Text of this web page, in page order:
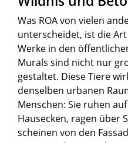
Was ROA von vielen
unterscheidet, ist die
Werke in den
Murals sind nicht nur
gestaltet. Diese Tiere
denselben urbanen
Menschen: Sie ruhen
Hausecken, ragen über
scheinen von den